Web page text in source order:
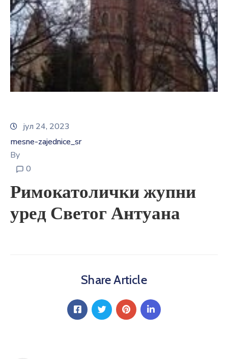
E-
управа
Српски
јул 24, 2023
mesne-zajednice_sr
By
0
Римокатолички жупни
уред Светог Антуана
Share Article